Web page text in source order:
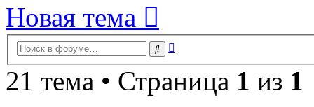
Новая тема
Поиск
21 тема • Страница 1 из 1